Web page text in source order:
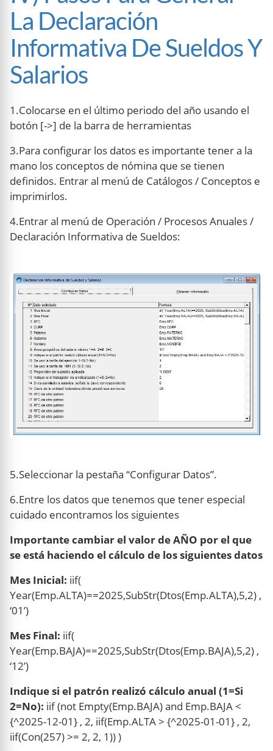
La Declaración
Informativa De Sueldos Y
Salarios
1.Colocarse en el último periodo del año usando el
botón [->] de la barra de herramientas
3.Para configurar los datos es importante tener a la
mano los conceptos de nómina que se tienen
definidos. Entrar al menú de Catálogos / Conceptos e
imprimirlos.
4.Entrar al menú de Operación / Procesos Anuales /
Declaración Informativa de Sueldos:
5.Seleccionar la pestaña “Configurar Datos”.
6.Entre los datos que tenemos que tener especial
cuidado encontramos los siguientes
Importante cambiar el valor de AÑO por el que
se está haciendo el cálculo de los siguientes datos
Mes Inicial: iif(
Year(Emp.ALTA)==2025,SubStr(Dtos(Emp.ALTA),5,2) ,
‘01’)
Mes Final: iif(
Year(Emp.BAJA)==2025,SubStr(Dtos(Emp.BAJA),5,2) ,
‘12’)
Indique si el patrón realizó cálculo anual (1=Si
2=No): iif (not Empty(Emp.BAJA) and Emp.BAJA <
{^2025-12-01} , 2, iif(Emp.ALTA > {^2025-01-01} , 2,
iif(Con(257) >= 2, 2, 1)) )